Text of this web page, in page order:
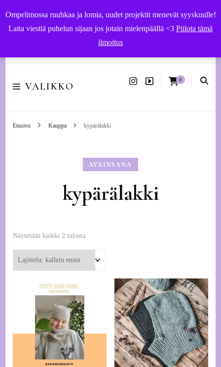
Ompelimossa ruuhkaa ja lomia, uudet projektit menevät syyskuulle!
Laita viestiä puhelun sijaan jos jotain mielenpäällä <3 Piilota tämä
ilmoitus
VALIKKO
0
Etusivu Kauppa kypärälakki
AVAINSANA
kypärälakki
Näytetään kaikki 2 tulosta